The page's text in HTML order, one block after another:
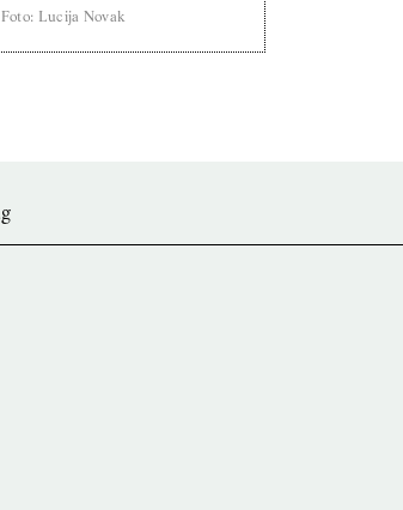
Foto: Lucija Novak